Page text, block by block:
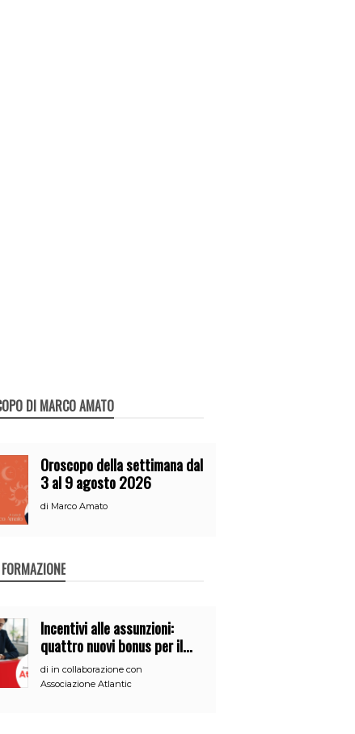
DI MARCO AMATO
Oroscopo della settimana dal
3 al 9 agosto 2026
di Marco Amato
Incentivi alle assunzioni:
quattro nuovi bonus per il
2026
di in collaborazione con
Associazione Atlantic